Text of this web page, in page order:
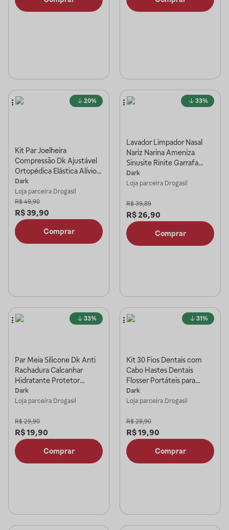
20%
Kit Par Joelheira
Compressão Dk Ajustável
Ortopédica Elástica Alívio
Dor Proteção Esportes
Preto
Dark
Loja parceira Drogasil
R$ 49,90
R$39,90
Comprar
33%
Lavador Limpador Nasal
Nariz Narina Ameniza
Sinusite Rinite Garrafa
300ml Branco
Dark
Loja parceira Drogasil
R$ 39,89
R$ 26,90
Comprar
33%
Par Meia Silicone Dk Anti
Rachadura Calcanhar
Hidratante Protetor
Ortopédica Bege
Dark
Loja parceira Drogasil
R$ 29,90
R$19,90
Comprar
31%
Kit 30 Fios Dentais com
Cabo Hastes Dentais
Flosser Portáteis para
Higiene Bucal Completa
Dark
Loja parceira Drogasil
R$ 28,90
R$19,90
Comprar